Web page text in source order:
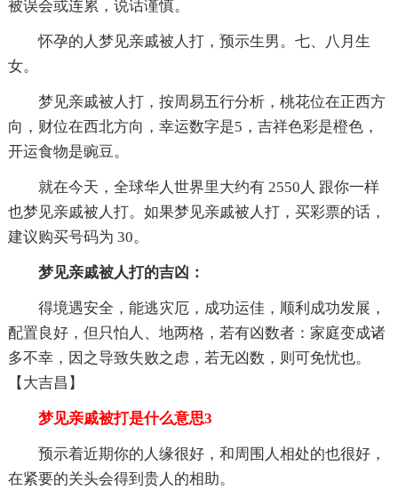
被误会或连累，说话谨慎。
怀孕的人梦见亲戚被人打，预示生男。七、八月生
女。
梦见亲戚被人打，按周易五行分析，桃花位在正西方
向，财位在西北方向，幸运数字是5，吉祥色彩是橙色，
开运食物是豌豆。
就在今天，全球华人世界里大约有 2550人 跟你一样
也梦见亲戚被人打。如果梦见亲戚被人打，买彩票的话，
建议购买号码为 30。
梦见亲戚被人打的吉凶：
得境遇安全，能逃灾厄，成功运佳，顺利成功发展，
配置良好，但只怕人、地两格，若有凶数者：家庭变成诸
多不幸，因之导致失败之虑，若无凶数，则可免忧也。
【大吉昌】
梦见亲戚被打是什么意思3
预示着近期你的人缘很好，和周围人相处的也很好，
在紧要的关头会得到贵人的相助。